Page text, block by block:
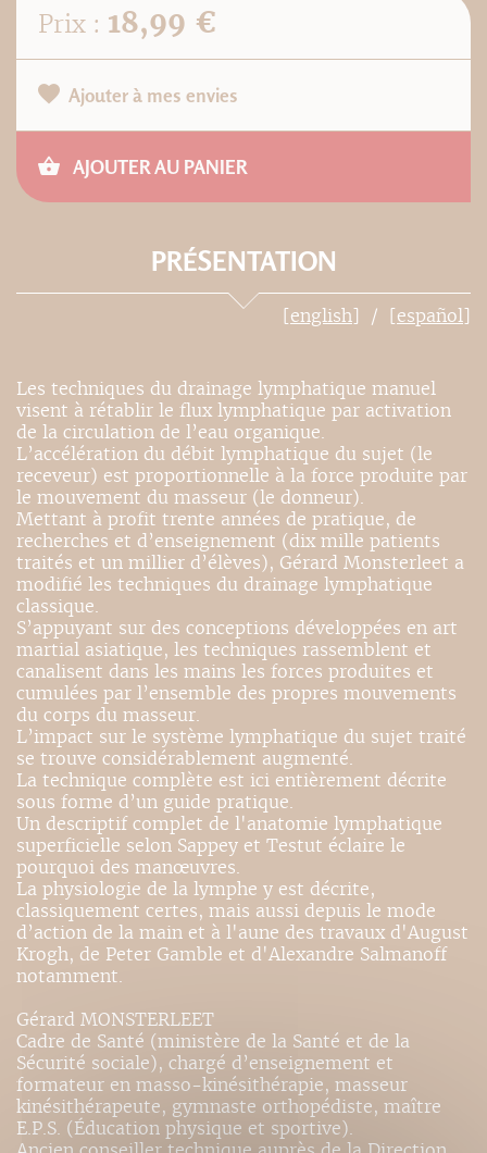
Prix : 18,99 €
Ajouter à mes envies
AJOUTER AU PANIER
PRÉSENTATION
[english] [español]
Les techniques du drainage lymphatique manuel
visent à rétablir le flux lymphatique par activation
de la circulation de l’eau organique.
L’accélération du débit lymphatique du sujet (le
receveur) est proportionnelle à la force produite par
le mouvement du masseur (le donneur).
Mettant à profit trente années de pratique, de
recherches et d’enseignement (dix mille patients
traités et un millier d’élèves), Gérard Monsterleet a
modifié les techniques du drainage lymphatique
classique.
S’appuyant sur des conceptions développées en art
martial asiatique, les techniques rassemblent et
canalisent dans les mains les forces produites et
cumulées par l’ensemble des propres mouvements
du corps du masseur.
L’impact sur le système lymphatique du sujet traité
se trouve considérablement augmenté.
La technique complète est ici entièrement décrite
sous forme d’un guide pratique.
Un descriptif complet de l'anatomie lymphatique
superficielle selon Sappey et Testut éclaire le
pourquoi des manœuvres.
La physiologie de la lymphe y est décrite,
classiquement certes, mais aussi depuis le mode
d’action de la main et à l'aune des travaux d'August
Krogh, de Peter Gamble et d'Alexandre Salmanoff
notamment.
Gérard MONSTERLEET
Cadre de Santé (ministère de la Santé et de la
Sécurité sociale), chargé d’enseignement et
formateur en masso-kinésithérapie, masseur
kinésithérapeute, gymnaste orthopédiste, maître
E.P.S. (Éducation physique et sportive).